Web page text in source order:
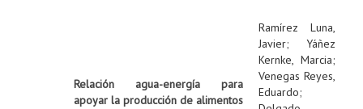
Relación agua-energía para
apoyar la producción de alimentos
Ramírez Luna,
Javier; Yáñez
Kernke, Marcia;
Venegas Reyes,
Eduardo;